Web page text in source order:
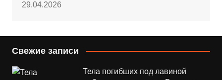
29.04.2026
Свежие записи
Тела погибших под лавиной